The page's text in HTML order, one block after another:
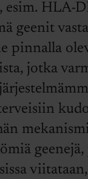
esim. HLA-
geenit
pinnalla
jotka